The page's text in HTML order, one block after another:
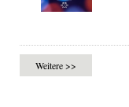
Weitere >>